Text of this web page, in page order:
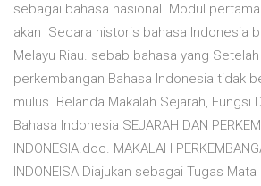
sebagai bahasa nasional. Modul
akan Secara historis bahasa Indonesia
Melayu Riau. sebab bahasa yang
perkembangan Bahasa Indonesia tidak
mulus. Belanda Makalah Sejarah, Fungsi
Bahasa Indonesia SEJARAH DAN
INDONESIA.doc. MAKALAH
INDONEISA Diajukan sebagai Tugas